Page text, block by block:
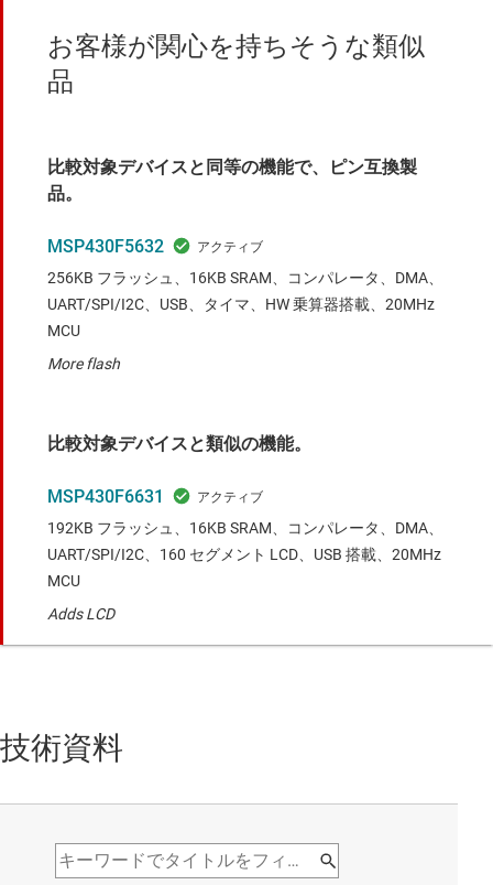
お客様が関心を持ちそうな類似
品
比較対象デバイスと同等の機能で、ピン互換製
品。
MSP430F5632
256KB フラッシュ、16KB SRAM、コンパレータ、DMA、
UART/SPI/I2C、USB、タイマ、HW 乗算器搭載、20MHz
MCU
More flash
比較対象デバイスと類似の機能。
MSP430F6631
192KB フラッシュ、16KB SRAM、コンパレータ、DMA、
UART/SPI/I2C、160 セグメント LCD、USB 搭載、20MHz
MCU
Adds LCD
技術資料